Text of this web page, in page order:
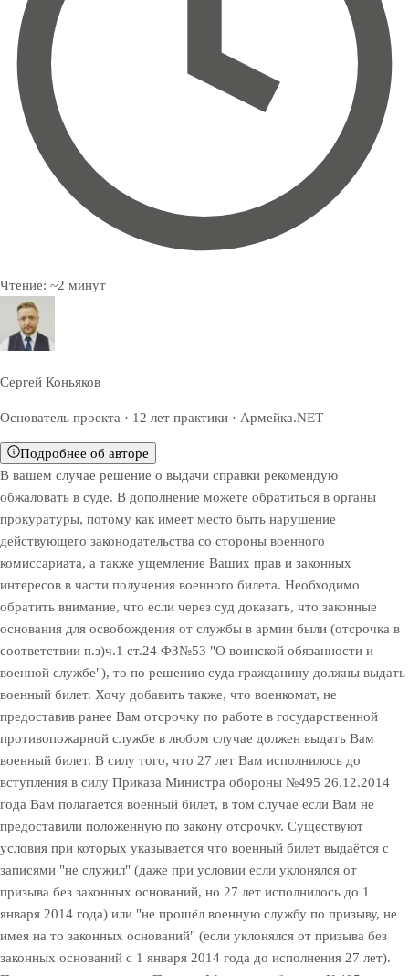
Чтение: ~2 минут
Сергей Коньяков
Основатель проекта · 12 лет практики · Армейка.NET
Подробнее об авторе
В вашем случае решение о выдачи справки рекомендую
обжаловать в суде. В дополнение можете обратиться в органы
прокуратуры, потому как имеет место быть нарушение
действующего законодательства со стороны военного
комиссариата, а также ущемление Ваших прав и законных
интересов в части получения военного билета. Необходимо
обратить внимание, что если через суд доказать, что законные
основания для освобождения от службы в армии были (отсрочка в
соответствии п.з)ч.1 ст.24 ФЗ№53 "О воинской обязанности и
военной службе"), то по решению суда гражданину должны выдать
военный билет. Хочу добавить также, что военкомат, не
предоставив ранее Вам отсрочку по работе в государственной
противопожарной службе в любом случае должен выдать Вам
военный билет. В силу того, что 27 лет Вам исполнилось до
вступления в силу Приказа Министра обороны №495 26.12.2014
года Вам полагается военный билет, в том случае если Вам не
предоставили положенную по закону отсрочку. Существуют
условия при которых указывается что военный билет выдаётся с
записями "не служил" (даже при условии если уклонялся от
призыва без законных оснований, но 27 лет исполнилось до 1
января 2014 года) или "не прошёл военную службу по призыву, не
имея на то законных оснований" (если уклонялся от призыва без
законных оснований с 1 января 2014 года до исполнения 27 лет).